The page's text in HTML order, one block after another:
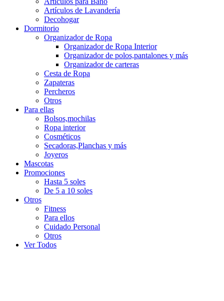
Artículos de Lavandería
Decohogar
Dormitorio
Organizador de Ropa
Organizador de Ropa Interior
Organizador de polos,pantalones y más
Organizador de carteras
Cesta de Ropa
Zapateras
Percheros
Otros
Para ellas
Bolsos,mochilas
Ropa interior
Cosméticos
Secadoras,Planchas y más
Joyeros
Mascotas
Promociones
Hasta 5 soles
De 5 a 10 soles
Otros
Fitness
Para ellos
Cuidado Personal
Otros
Ver Todos